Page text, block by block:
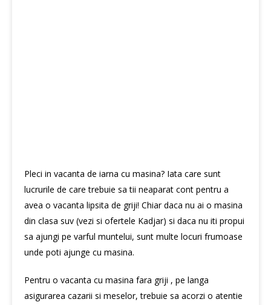
Pleci in vacanta de iarna cu masina? Iata care sunt
lucrurile de care trebuie sa tii neaparat cont pentru a
avea o vacanta lipsita de griji! Chiar daca nu ai o masina
din clasa suv (vezi si ofertele Kadjar) si daca nu iti propui
sa ajungi pe varful muntelui, sunt multe locuri frumoase
unde poti ajunge cu masina.
Pentru o vacanta cu masina fara griji , pe langa
asigurarea cazarii si meselor, trebuie sa acorzi o atentie